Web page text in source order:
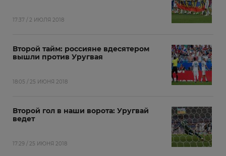
17:37 / 2 ИЮЛЯ 2018
Второй тайм: россияне вдесятером
вышли против Уругвая
18:05 / 25 ИЮНЯ 2018
Второй гол в наши ворота: Уругвай
ведет
17:29 / 25 ИЮНЯ 2018